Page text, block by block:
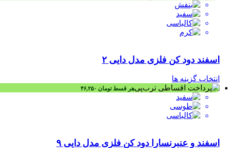
اسفند دود کن فلزی مدل دایی ۲
انتخاب گزینه ها
هر قسطتومان
اسفند و عنبرنسارا دود کن فلزی مدل دایی ۹